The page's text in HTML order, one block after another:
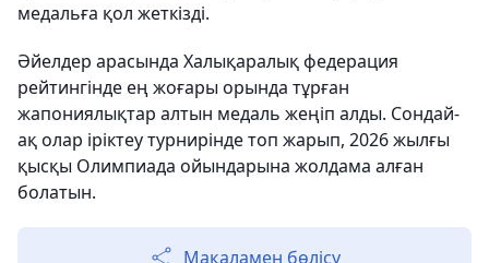
медальға қол жеткізді.
Әйелдер арасында Халықаралық федерация
рейтингінде ең жоғары орында тұрған
жапониялықтар алтын медаль жеңіп алды. Сондай-
ақ олар іріктеу турнирінде топ жарып, 2026 жылғы
қысқы Олимпиада ойындарына жолдама алған
болатын.
Мақаламен бөлісу